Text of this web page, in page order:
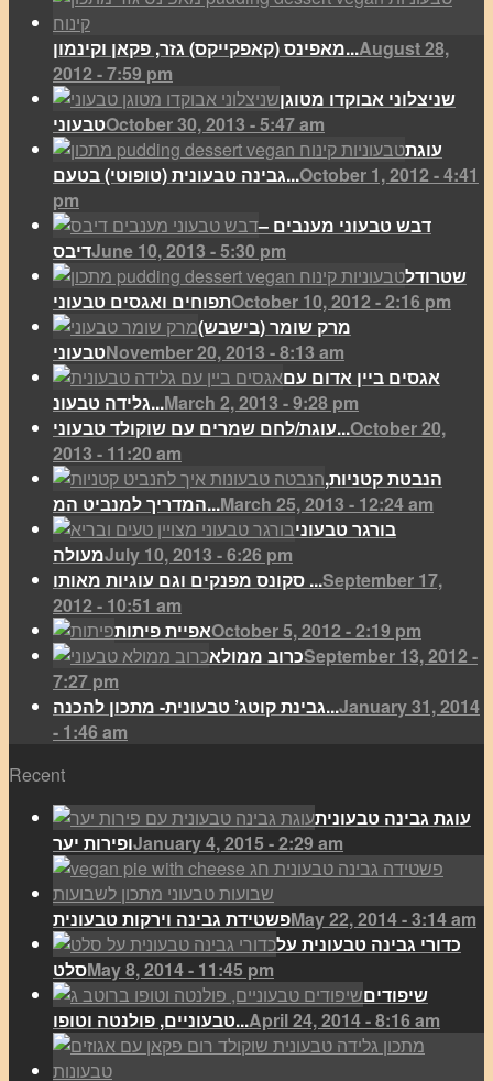
מאפינס (קאפקייקס) גזר, פקאן וקינמון...August 28,
2012 - 7:59 pm
שניצלוני אבוקדו מטוגן
טבעוניOctober 30, 2013 - 5:47 am
עוגת
גבינה טבעונית (טופוטי) בטעם...October 1, 2012 - 4:41
pm
דבש טבעוני מענבים –
דיבסJune 10, 2013 - 5:30 pm
שטרודל
תפוחים ואגסים טבעוניOctober 10, 2012 - 2:16 pm
מרק שומר (בישבש)
טבעוניNovember 20, 2013 - 8:13 am
אגסים ביין אדום עם
גלידה טבעונ...March 2, 2013 - 9:28 pm
עוגת/לחם שמרים עם שוקולד טבעוני...October 20,
2013 - 11:20 am
הנבטת קטניות,
המדריך למנביט המ...March 25, 2013 - 12:24 am
בורגר טבעוני
מעולהJuly 10, 2013 - 6:26 pm
סקונס מפנקים וגם עוגיות מאותו ...September 17,
2012 - 10:51 am
אפיית פיתותOctober 5, 2012 - 2:19 pm
כרוב ממולאSeptember 13, 2012 -
7:27 pm
גבינת קוטג’ טבעונית- מתכון להכנה...January 31, 2014
- 1:46 am
Recent
עוגת גבינה טבעונית
ופירות יערJanuary 4, 2015 - 2:29 am
פשטידת גבינה וירקות טבעוניתMay 22, 2014 - 3:14 am
כדורי גבינה טבעונית על
סלטMay 8, 2014 - 11:45 pm
שיפודים
טבעוניים, פולנטה וטופו...April 24, 2014 - 8:16 am